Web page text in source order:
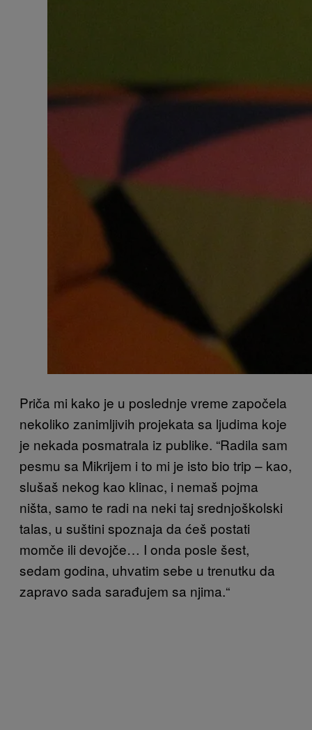
Priča mi kako je u poslednje vreme započela
nekoliko zanimljivih projekata sa ljudima koje
je nekada posmatrala iz publike. “Radila sam
pesmu sa Mikrijem i to mi je isto bio trip – kao,
slušaš nekog kao klinac, i nemaš pojma
ništa, samo te radi na neki taj srednjoškolski
talas, u suštini spoznaja da ćeš postati
momče ili devojče… I onda posle šest,
sedam godina, uhvatim sebe u trenutku da
zapravo sada sarađujem sa njima.“